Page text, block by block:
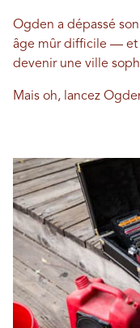
Ogden a dépassé
âge mûr difficile — et
devenir une ville
Mais oh, lancez